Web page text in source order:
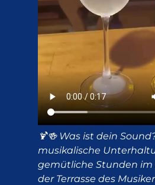
🍹🍻 Was ist dein
musikalische
gemütliche Stunden
der Terrasse des